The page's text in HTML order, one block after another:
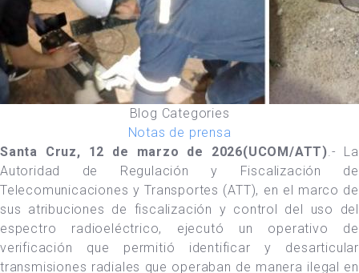
Blog Categories
Notas de prensa
Santa Cruz, 12 de marzo de 2026(UCOM/ATT).- La
Autoridad de Regulación y Fiscalización de
Telecomunicaciones y Transportes (ATT), en el marco de
sus atribuciones de fiscalización y control del uso del
espectro radioeléctrico, ejecutó un operativo de
verificación que permitió identificar y desarticular
transmisiones radiales que operaban de manera ilegal en